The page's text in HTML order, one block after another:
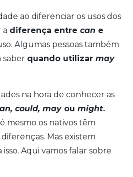
ao diferenciar os usos dos
a diferença entrecan e
Algumas pessoas também
saber quando utilizarmay
na hora de conhecer as
could, may ou might.
mesmo os nativos têm
Mas existem
Aqui vamos falar sobre